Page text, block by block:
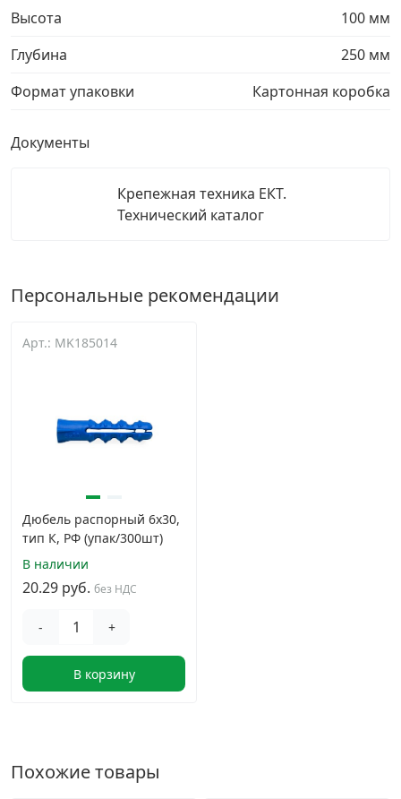
Высота
100 мм
Глубина
250 мм
Формат упаковки
Картонная коробка
Документы
Крепежная техника ЕКТ.
Технический каталог
Персональные рекомендации
Арт.: MK185014
Дюбель распорный 6х30,
тип К, РФ (упак/300шт)
В наличии
20.29 руб. без НДС
- +
В корзину
Похожие товары